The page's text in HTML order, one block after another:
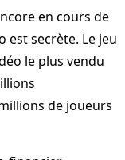
en cours de
est secrète. Le jeu
le plus vendu
de joueurs